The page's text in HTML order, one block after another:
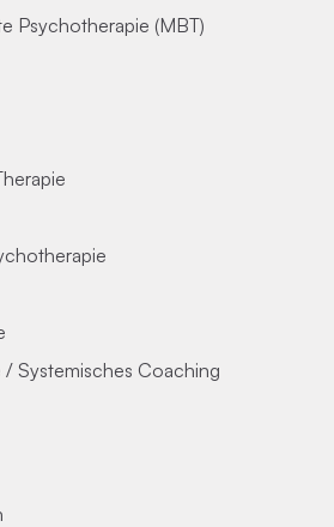
Psychotherapie (MBT)
Systemisches Coaching